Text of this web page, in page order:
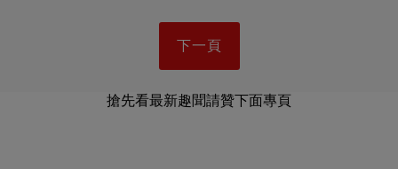
下一頁
搶先看最新趣聞請贊下面專頁